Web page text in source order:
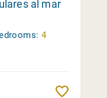
al mar
4